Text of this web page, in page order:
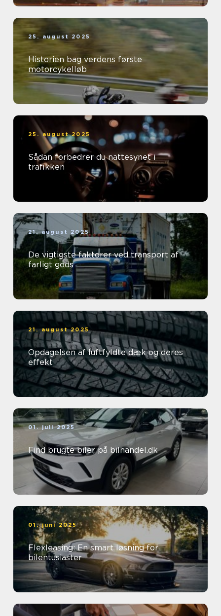
25. august 2025
Historien bag verdens første
motorcykelløb
25. august 2025
Sådan forbedrer du nattesynet i
trafikken
21. august 2025
De vigtigste faktorer ved transport af
farligt gods
21. august 2025
Opdagelsen af luftfyldte dæk og deres
effekt
01. juli 2025
Find brugte biler på bilhandel.dk
01. juni 2025
Flexleasing: En smart løsning for
bilentusiaster